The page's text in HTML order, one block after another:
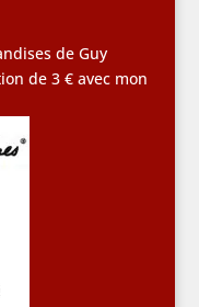
de Guy
de 3 € avec mon